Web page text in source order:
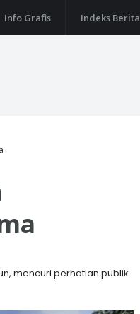
Info Grafis Indeks Berita
mencuri perhatian publik